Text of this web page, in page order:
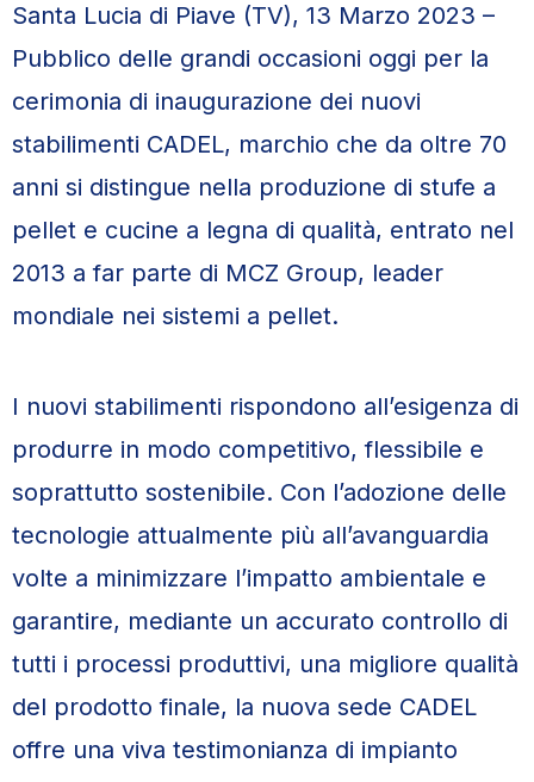
Santa Lucia di Piave (TV), 13 Marzo 2023 –
Pubblico delle grandi occasioni oggi per la
cerimonia di inaugurazione dei nuovi
stabilimenti CADEL, marchio che da oltre 70
anni si distingue nella produzione di stufe a
pellet e cucine a legna di qualità, entrato nel
2013 a far parte di MCZ Group, leader
mondiale nei sistemi a pellet.
I nuovi stabilimenti rispondono all’esigenza di
produrre in modo competitivo, flessibile e
soprattutto sostenibile. Con l’adozione delle
tecnologie attualmente più all’avanguardia
volte a minimizzare l’impatto ambientale e
garantire, mediante un accurato controllo di
tutti i processi produttivi, una migliore qualità
del prodotto finale, la nuova sede CADEL
offre una viva testimonianza di impianto